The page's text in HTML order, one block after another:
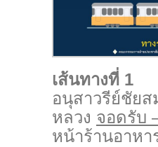
เส้นทางที่ 1
อนุสาวรีย์ชัย
หลวง จอดรับ
หน้าร้านอาหา